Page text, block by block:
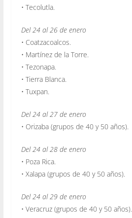
• Tecolutla.
Del 24 al 26 de enero
• Coatzacoalcos.
• Martínez de la Torre.
• Tezonapa.
• Tierra Blanca.
• Tuxpan.
Del 24 al 27 de enero
• Orizaba (grupos de 40 y 50 años).
Del 24 al 28 de enero
• Poza Rica.
• Xalapa (grupos de 40 y 50 años).
Del 24 al 29 de enero
• Veracruz (grupos de 40 y 50 años).